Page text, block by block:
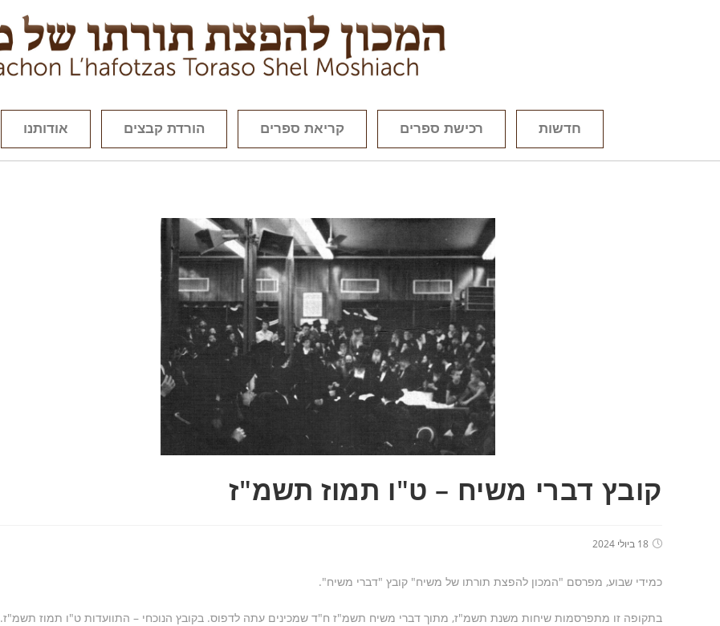
חדשות רכישת ספרים קריאת ספרים הורדת קבצים אודותנו
קובץ דברי משיח – ט"ו תמוז תשמ"ז
18 ביולי 2024
כמידי שבוע, מפרסם "המכון להפצת תורתו של משיח" קובץ "דברי משיח".
בתקופה זו מתפרסמות שיחות משנת תשמ"ז, מתוך דברי משיח תשמ"ז ח"ד שמכינים עתה לדפוס. בקובץ הנוכחי – התוועדות ט"ו תמוז תשמ"ז.